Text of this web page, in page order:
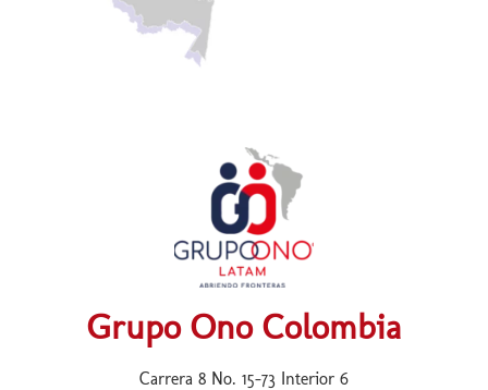
Grupo Ono Colombia
Carrera 8 No. 15-73 Interior 6